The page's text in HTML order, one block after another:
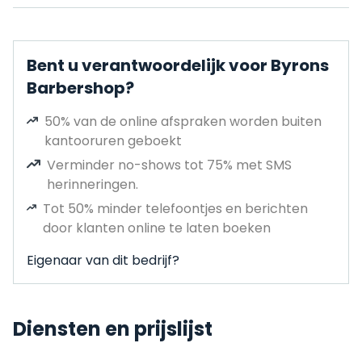
Bent u verantwoordelijk voor Byrons
Barbershop?
50% van de online afspraken worden buiten
kantooruren geboekt
Verminder no-shows tot 75% met SMS
herinneringen.
Tot 50% minder telefoontjes en berichten
door klanten online te laten boeken
Eigenaar van dit bedrijf?
Diensten en prijslijst